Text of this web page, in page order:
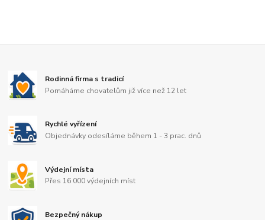
Rodinná firma s tradicí
Pomáháme chovatelům již více než 12 let
Rychlé vyřízení
Objednávky odesíláme během 1 - 3 prac. dnů
Výdejní místa
Přes 16 000 výdejních míst
Bezpečný nákup